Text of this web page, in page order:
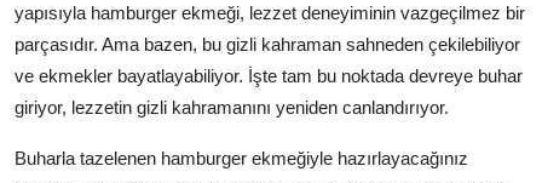
yapısıyla hamburger ekmeği, lezzet deneyiminin vazgeçilmez bir
parçasıdır. Ama bazen, bu gizli kahraman sahneden çekilebiliyor
ve ekmekler bayatlayabiliyor. İşte tam bu noktada devreye buhar
giriyor, lezzetin gizli kahramanını yeniden canlandırıyor.
Buharla tazelenen hamburger ekmeğiyle hazırlayacağınız